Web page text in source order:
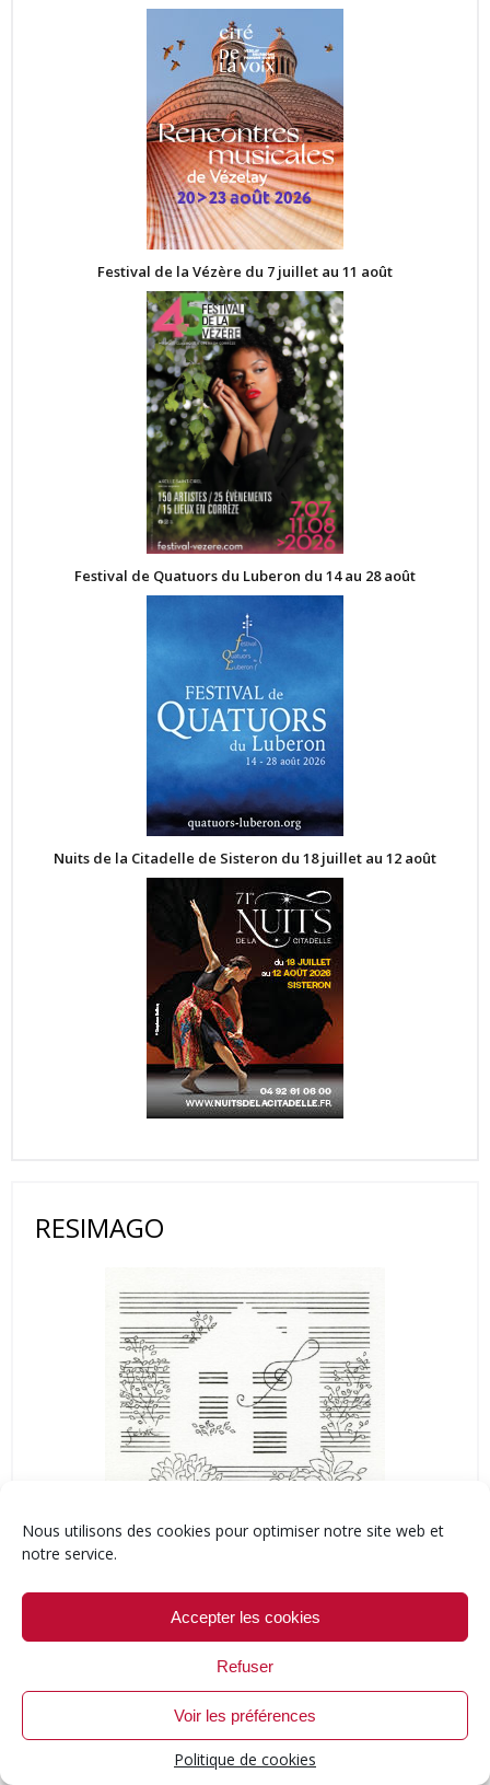
Nous utilisons des cookies pour optimiser notre site web et
notre service.
Accepter les cookies
Refuser
Voir les préférences
Politique de cookies
Festival de la Vézère du 7 juillet au 11 août
Festival de Quatuors du Luberon du 14 au 28 août
Nuits de la Citadelle de Sisteron du 18 juillet au 12 août
RESIMAGO
LES PLUS LUS
Saint François d’Assise à Salzbourg, une soirée immense…
Un consternant Voyage à Reims à la gloire de Cecilia